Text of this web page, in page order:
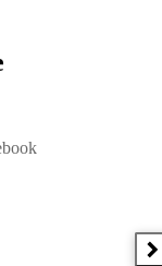
Kubiesa -